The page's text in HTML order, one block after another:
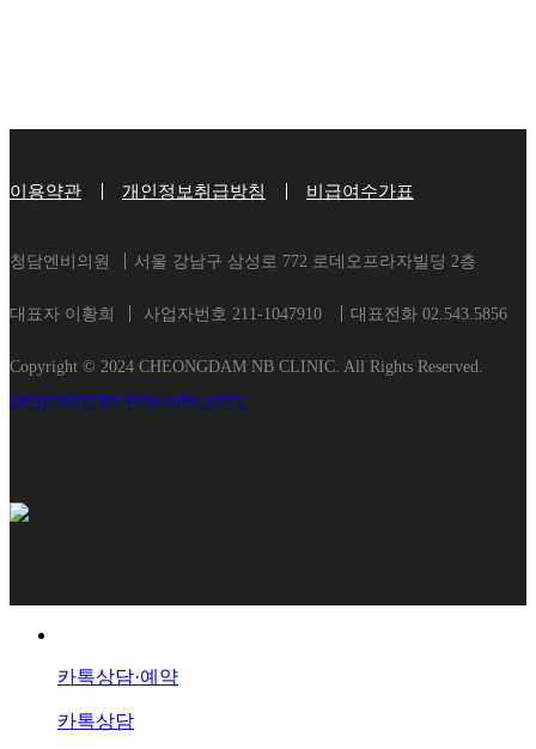
이용약관 개인정보취급방침 비급여수가표
청담엔비의원 서울 강남구 삼성로 772 로데오프라자빌딩 2층
대표자 이황희 사업자번호 211-1047910 대표전화 02.543.5856
Copyright © 2024 CHEONGDAM NB CLINIC. All Rights Reserved.
DESIGNED BY FINEAPPLEPTL
카톡상담·예약
카톡상담